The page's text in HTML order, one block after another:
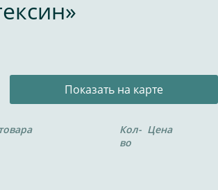
Показать на карте
Кол-
во
Цена